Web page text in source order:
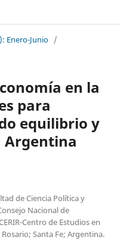
Enero-Junio /
en la
para
equilibrio y
Argentina
de Ciencia Política y
Nacional de
Centro de Estudios en
Santa Fe; Argentina.